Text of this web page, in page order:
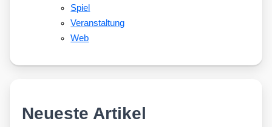
Spiel
Veranstaltung
Web
Neueste Artikel